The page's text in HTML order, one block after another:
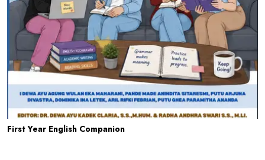
First Year English Companion